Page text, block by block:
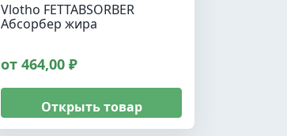
Vlotho FETTABSORBER
Абсорбер жира
от 464,00 ₽
Открыть товар